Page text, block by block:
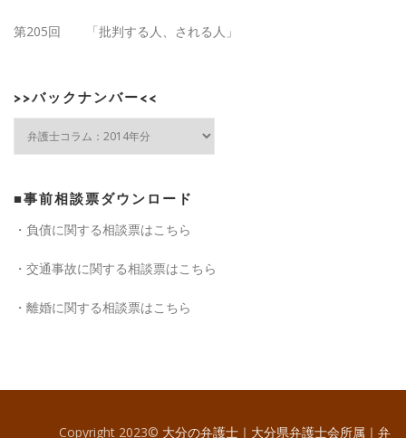
第205回 「批判する人、される人」
>>バックナンバー<<
ナ
バ
<<
■事前相談票ダウンロード
・負債に関する相談票はこちら
・交通事故に関する相談票はこちら
・離婚に関する相談票はこちら
Copyright 2023© 大分の弁護士｜大分県弁護士会所属｜弁